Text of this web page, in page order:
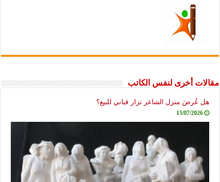
مقالات أخرى لنفس الكاتب
هل عُرضَ منزل الشاعر نزار قباني للبيع؟
15/07/2026